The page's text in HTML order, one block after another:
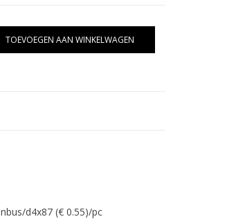
TOEVOEGEN AAN WINKELWAGEN
d4x87 (€ 0.55)/pc